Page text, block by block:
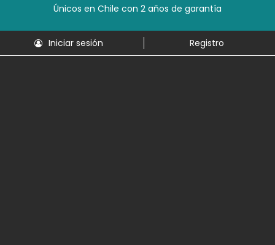
Únicos en Chile con 2 años de garantía
Iniciar sesión Registro